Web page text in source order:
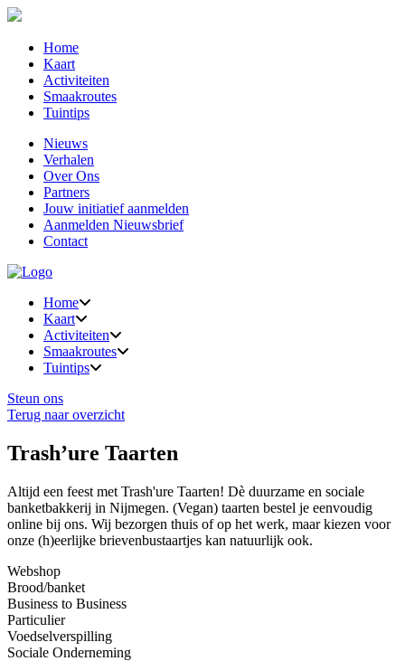
Home
Kaart
Activiteiten
Smaakroutes
Tuintips
Nieuws
Verhalen
Over Ons
Partners
Jouw initiatief aanmelden
Aanmelden Nieuwsbrief
Contact
Home
Kaart
Activiteiten
Smaakroutes
Tuintips
Steun ons
Terug naar overzicht
Trash’ure Taarten
Altijd een feest met Trash'ure Taarten! Dè duurzame en sociale
banketbakkerij in Nijmegen. (Vegan) taarten bestel je eenvoudig
online bij ons. Wij bezorgen thuis of op het werk, maar kiezen voor
onze (h)eerlijke brievenbustaartjes kan natuurlijk ook.
Webshop
Brood/banket
Business to Business
Particulier
Voedselverspilling
Sociale Onderneming